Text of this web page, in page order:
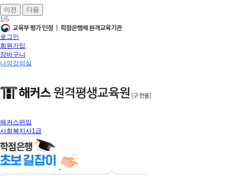
이전
다음
1/5
로그인
회원가입
장바구니
나의강의실
해커스편입
사회복지사1급